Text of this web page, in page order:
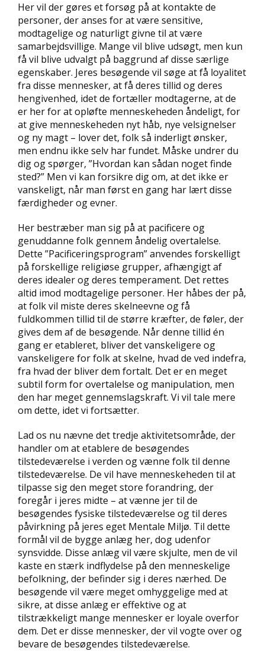
Her vil der gøres et forsøg på at kontakte de
personer, der anses for at være sensitive,
modtagelige og naturligt givne til at være
samarbejdsvillige. Mange vil blive udsøgt, men kun
få vil blive udvalgt på baggrund af disse særlige
egenskaber. Jeres besøgende vil søge at få loyalitet
fra disse mennesker, at få deres tillid og deres
hengivenhed, idet de fortæller modtagerne, at de
er her for at opløfte menneskeheden åndeligt, for
at give menneskeheden nyt håb, nye velsignelser
og ny magt – lover det, folk så inderligt ønsker,
men endnu ikke selv har fundet. Måske undrer du
dig og spørger, ”Hvordan kan sådan noget finde
sted?” Men vi kan forsikre dig om, at det ikke er
vanskeligt, når man først en gang har lært disse
færdigheder og evner.
Her bestræber man sig på at pacificere og
genuddanne folk gennem åndelig overtalelse.
Dette ”Pacificeringsprogram” anvendes forskelligt
på forskellige religiøse grupper, afhængigt af
deres idealer og deres temperament. Det rettes
altid imod modtagelige personer. Her håbes der på,
at folk vil miste deres skelneevne og få
fuldkommen tillid til de større kræfter, de føler, der
gives dem af de besøgende. Når denne tillid én
gang er etableret, bliver det vanskeligere og
vanskeligere for folk at skelne, hvad de ved indefra,
fra hvad der bliver dem fortalt. Det er en meget
subtil form for overtalelse og manipulation, men
den har meget gennemslagskraft. Vi vil tale mere
om dette, idet vi fortsætter.
Lad os nu nævne det tredje aktivitetsområde, der
handler om at etablere de besøgendes
tilstedeværelse i verden og vænne folk til denne
tilstedeværelse. De vil have menneskeheden til at
tilpasse sig den meget store forandring, der
foregår i jeres midte – at vænne jer til de
besøgendes fysiske tilstedeværelse og til deres
påvirkning på jeres eget Mentale Miljø. Til dette
formål vil de bygge anlæg her, dog udenfor
synsvidde. Disse anlæg vil være skjulte, men de vil
kaste en stærk indflydelse på den menneskelige
befolkning, der befinder sig i deres nærhed. De
besøgende vil være meget omhyggelige med at
sikre, at disse anlæg er effektive og at
tilstrækkeligt mange mennesker er loyale overfor
dem. Det er disse mennesker, der vil vogte over og
bevare de besøgendes tilstedeværelse.